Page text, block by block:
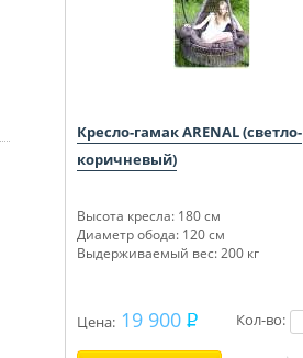
Кресло-гамак ARENAL (светло-
коричневый)
Высота кресла: 180 см
Диаметр обода: 120 см
Выдерживаемый вес: 200 кг
Цена: 19 900
Кол-во: